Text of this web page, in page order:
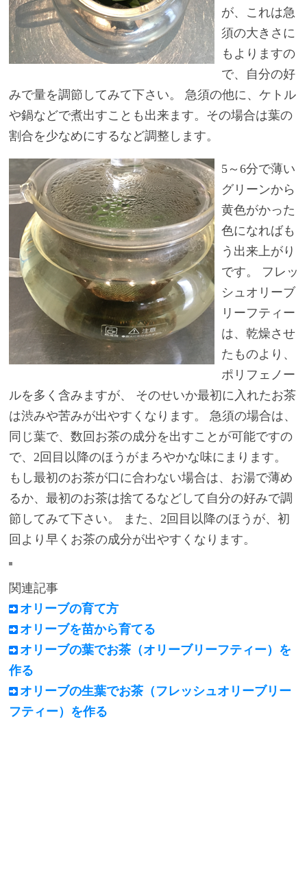
が、これは急
須の大きさに
もよりますの
で、自分の好
みで量を調節してみて下さい。 急須の他に、ケトル
や鍋などで煮出すことも出来ます。その場合は葉の
割合を少なめにするなど調整します。
5～6分で薄い
グリーンから
黄色がかった
色になればも
う出来上がり
です。 フレッ
シュオリーブ
リーフティー
は、乾燥させ
たものより、
ポリフェノー
ルを多く含みますが、 そのせいか最初に入れたお茶
は渋みや苦みが出やすくなります。 急須の場合は、
同じ葉で、数回お茶の成分を出すことが可能ですの
で、2回目以降のほうがまろやかな味にまります。
もし最初のお茶が口に合わない場合は、お湯で薄め
るか、最初のお茶は捨てるなどして自分の好みで調
節してみて下さい。 また、2回目以降のほうが、初
回より早くお茶の成分が出やすくなります。
関連記事
オリーブの育て方
オリーブを苗から育てる
オリーブの葉でお茶（オリーブリーフティー）を
作る
オリーブの生葉でお茶（フレッシュオリーブリー
フティー）を作る